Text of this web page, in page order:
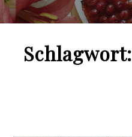
Schlagwort: